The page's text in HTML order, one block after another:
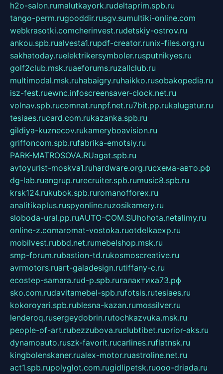
h2o-salon.rumalutkayork.rudeltaprim.spb.ru
tango-perm.rugooddir.rusgv.sumultiki-online.com
webkrasotki.comcherinvest.rudetskiy-ostrov.ru
ankou.spb.rualvesta1.rupdf-creator.runix-files.org.ru
sakhatoday.ruelektrikersymboler.rusputnikyes.ru
golf2club.msk.ruaeforums.ruzallclub.ru
multimodal.msk.ruhabaigry.ruhaikko.rusobakopedia.ru
isz-fest.ruewnc.infoscreensaver-clock.net.ru
volnav.spb.rucomnat.runpf.net.ru7bit.pp.rukalugatur.ru
tesiaes.rucard.com.rukazanka.spb.ru
gildiya-kuznecov.rukameryboavision.ru
griffoncom.spb.rufabrika-emotsiy.ru
PARK-MATROSOVA.RUagat.spb.ru
avtoyurist-moskva1.ruhardware.org.ruсхема-авто.рф
dg-lab.ruangrup.rurecruiter.spb.rumusic8.spb.ru
krsk124.rukubok.spb.ruromanofforex.ru
analitikaplus.ruspyonline.ruzosikamery.ru
sloboda-ural.pp.ruAUTO-COM.SUhohota.netalimy.ru
online-z.comaromat-vostoka.ruotdelkaexp.ru
mobilvest.rubbd.net.rumebelshop.msk.ru
smp-forum.rubastion-td.rukosmoscreative.ru
avrmotors.ruart-galadesign.rutiffany-c.ru
ecostep-samara.rud-p.spb.ruгалактика73.рф
sko.com.rudavitamebel-spb.rufotsis.rutesiaes.ru
kokoroyari.spb.rublesna-kazan.rumossilver.ru
lenderoq.rusergeydobrin.rutochkazvuka.msk.ru
people-of-art.rubezzubova.ruclubtibet.ruorior-aks.ru
dynamoauto.ruszk-favorit.rucarlines.ruflatnsk.ru
kingbolenskaner.rualex-motor.ruastroline.net.ru
act1.spb.rupolyglot.com.rugidlipetsk.ruooo-driada.ru